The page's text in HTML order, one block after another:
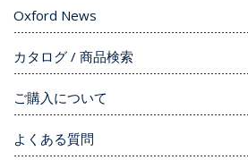
Oxford News
カタログ / 商品検索
ご購入について
よくある質問